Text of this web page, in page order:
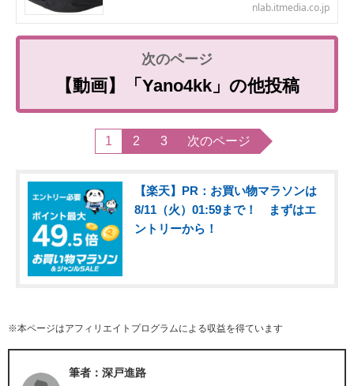
nlab.itmedia.co.jp
【動画】「Yano4kk」の他投稿
1 2 3 次のページ
【楽天】PR：お買い物マラソンは
8/11（火）01:59まで！ まずはエ
ントリーから！
※本ページはアフィリエイトプログラムによる収益を得ています
筆者：深戸進路